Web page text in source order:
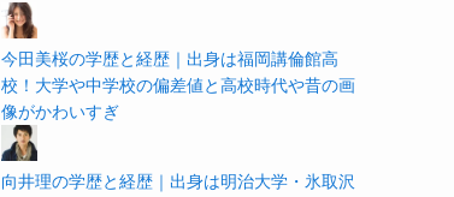
今田美桜の学歴と経歴｜出身は福岡講倫館高
校！大学や中学校の偏差値と高校時代や昔の画
像がかわいすぎ
向井理の学歴と経歴｜出身は明治大学・氷取沢